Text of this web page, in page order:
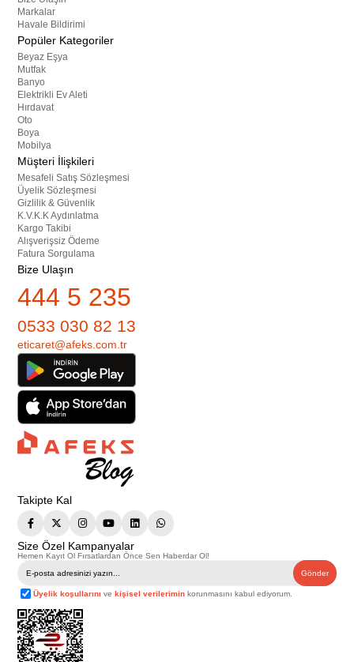
Markalar
Havale Bildirimi
Popüler Kategoriler
Beyaz Eşya
Mutfak
Banyo
Elektrikli Ev Aleti
Hırdavat
Oto
Boya
Mobilya
Müşteri İlişkileri
Mesafeli Satış Sözleşmesi
Üyelik Sözleşmesi
Gizlilik & Güvenlik
K.V.K.K Aydınlatma
Kargo Takibi
Alışverişsiz Ödeme
Fatura Sorgulama
Bize Ulaşın
444 5 235
0533 030 82 13
eticaret@afeks.com.tr
Takipte Kal
Size Özel Kampanyalar
Hemen Kayıt Ol Fırsatlardan Önce Sen Haberdar Ol!
Gönder
Üyelik koşullarını vekişisel verilerimin korunmasını kabul ediyorum.